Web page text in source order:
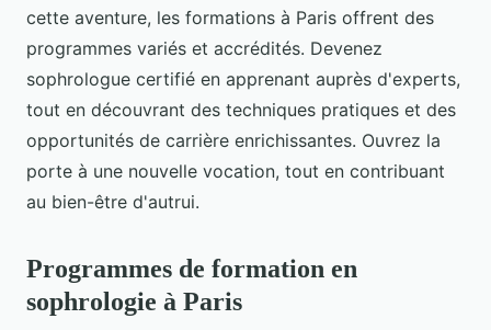
cette aventure, les formations à Paris offrent des
programmes variés et accrédités. Devenez
sophrologue certifié en apprenant auprès d'experts,
tout en découvrant des techniques pratiques et des
opportunités de carrière enrichissantes. Ouvrez la
porte à une nouvelle vocation, tout en contribuant
au bien-être d'autrui.
Programmes de formation en
sophrologie à Paris